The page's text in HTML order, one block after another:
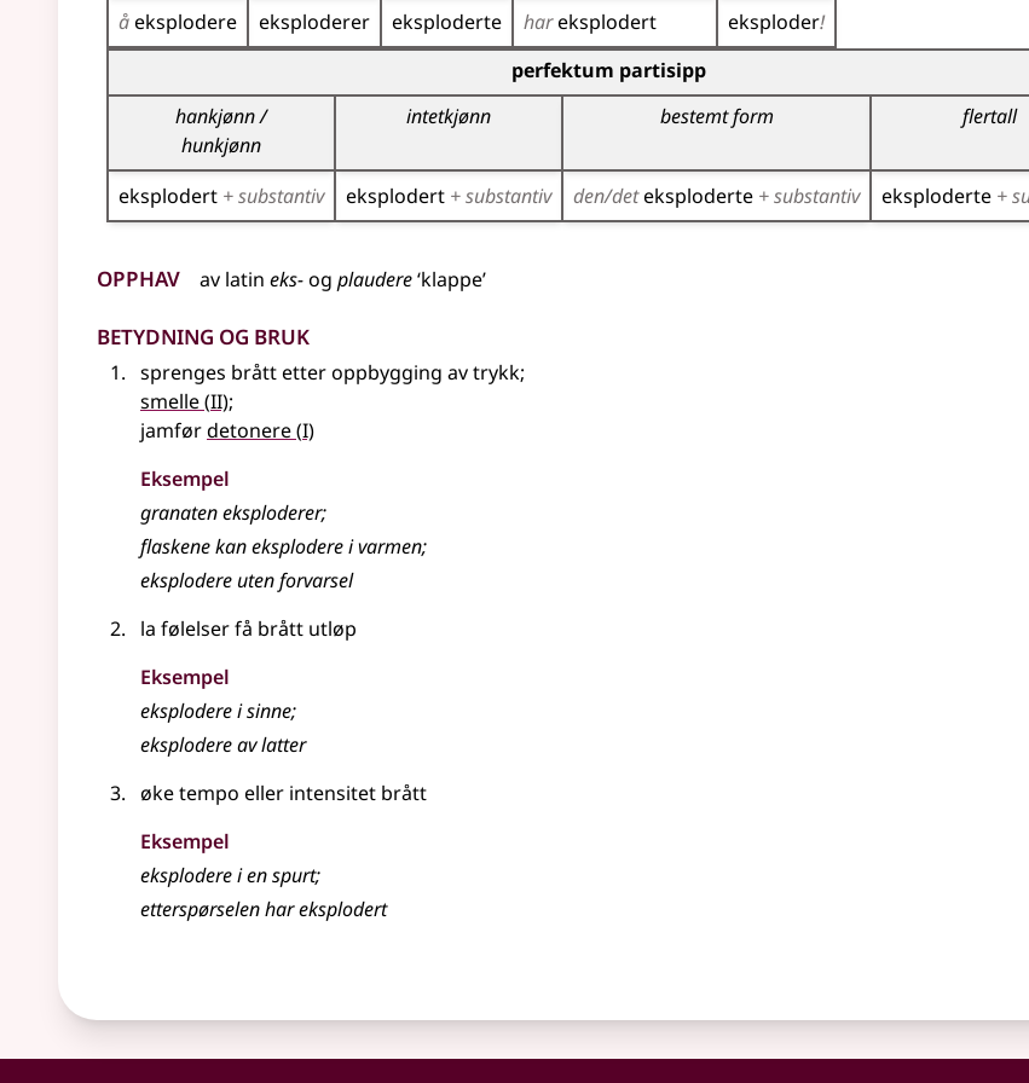
åeksplodere eksploderer eksploderte hareksplodert eksploder!
Bøyingstabell for dette verbet (partisippformer)perfektum partisipp
hankjønn /
hunkjønn
intetkjønn bestemt form flertall
eksplodert + substantiv eksplodert + substantiv den/deteksploderte + substantiv eksploderte +
Opphav av latin eks-og plaudere‘klappe’
Betydning og bruk
sprenges brått etter oppbygging av trykk;
smelle(2
II);
jamførdetonere(1
I)
Eksempel
granaten eksploderer;
flaskene kan eksplodere i varmen;
eksplodere uten forvarsel
la følelser få brått utløp
Eksempel
eksploderei sinne;
eksplodereav latter
øke tempo eller intensitet brått
Eksempel
eksploderei en spurt;
etterspørselen har eksplodert